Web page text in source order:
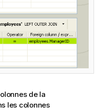
de la
les colonnes